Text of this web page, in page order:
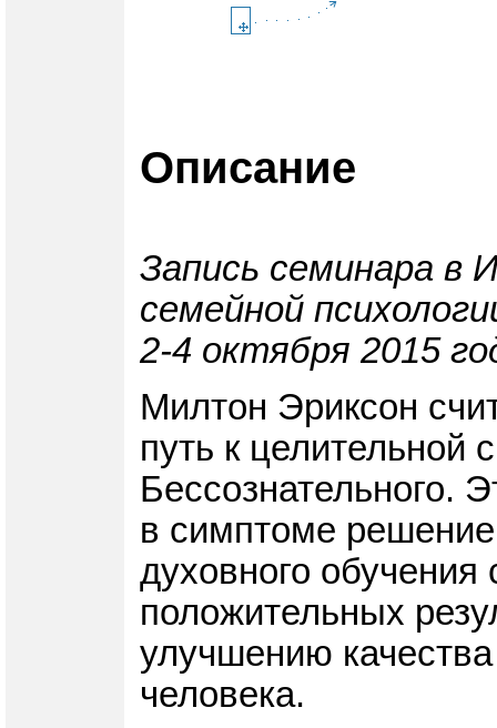
Описание
Запись семинара в
семейной
2-4 октября 2015
Милтон Эриксон
путь к целительной
Бессознательного.
в симптоме решение
духовного
положительных
улучшению
человека.